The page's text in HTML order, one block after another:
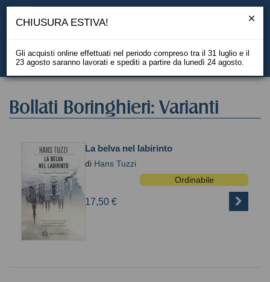
EN
Bollati Boringhieri: Varianti
La belva nel labirinto
di Hans Tuzzi
Ordinabile
17,50 €
CHIUSURA ESTIVA!
Gli acquisti online effettuati nel periodo compreso tra il 31 luglio e il
23 agosto saranno lavorati e spediti a partire da lunedì 24 agosto.